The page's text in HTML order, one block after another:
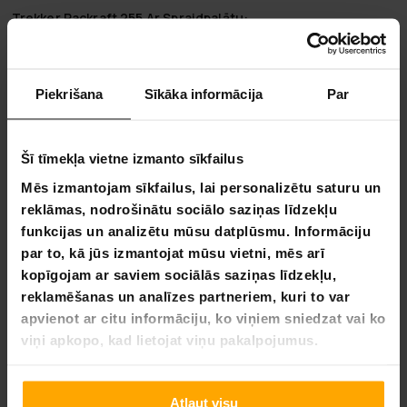
Piekrišana Sīkāka informācija Par
Šī tīmekļa vietne izmanto sīkfailus
Mēs izmantojam sīkfailus, lai personalizētu saturu un
reklāmas, nodrošinātu sociālo saziņas līdzekļu
funkcijas un analizētu mūsu datplūsmu. Informāciju
par to, kā jūs izmantojat mūsu vietni, mēs arī
kopīgojam ar saviem sociālās saziņas līdzekļu,
reklamēšanas un analīzes partneriem, kuri to var
apvienot ar citu informāciju, ko viņiem sniedzat vai ko
viņi apkopo, kad lietojat viņu pakalpojumus.
Atļaut visu
Trekker Packraft 255 Ar Spraidpalātu:
Izstrādāts, lai nodrošinātu
apstākļos.
Spraidpalāta nodrošina papildu
aizsardzību pret elementiem, nodrošinot drošāku
Lietotājam draudzīgs: Izstrādāts vieglai iestatīšanai
un vadāmībai, piemērots gan iesācējiem, gan
pieredzējušiem airētājiem.
Kāpēc izvēlēties Trekker Packraft 255 Ar Spraidpalātu:
Veiktspēja un ilgmūžība:
Packraft dizains nodrošina gludu
un stabīlu braucienu, nodrošinot ilgstošu darbību arī grūtos
apstākļos.
Papildu aizsardzība:Spraidpalāta piedāvā papildu